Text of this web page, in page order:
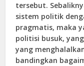
tersebut.
sistem politik
pragmatis, maka
politisi busuk,
yang
bandingkan